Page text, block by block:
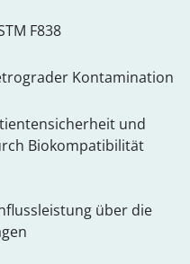
F838
Kontamination
und
Biokompatibilität
über die